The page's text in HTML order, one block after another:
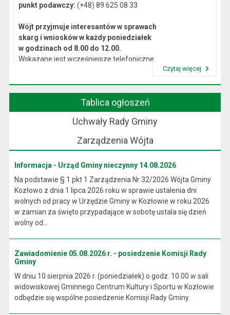
punkt podawczy: (+48) 89 625 08 33
Wójt przyjmuje interesantów w sprawach
skarg i wniosków w każdy poniedziałek
w godzinach od 8.00 do 12.00.
Wskazane jest wcześniejsze telefoniczne
Czytaj więcej
Tablica ogłoszeń
Uchwały Rady Gminy
Zarządzenia Wójta
Informacja - Urząd Gminy nieczynny 14.08.2026
Na podstawie § 1 pkt 1 Zarządzenia Nr 32/2026 Wójta Gminy
Kozłowo z dnia 1 lipca 2026 roku w sprawie ustalenia dni
wolnych od pracy w Urzędzie Gminy w Kozłowie w roku 2026
w zamian za święto przypadające w sobotę ustala się dzień
wolny od...
Zawiadomienie 05.08.2026 r. - posiedzenie Komisji Rady
Gminy
W dniu 10 sierpnia 2026 r. (poniedziałek) o godz. 10.00 w sali
widowiskowej Gminnego Centrum Kultury i Sportu w Kozłowie
odbędzie się wspólne posiedzenie Komisji Rady Gminy.